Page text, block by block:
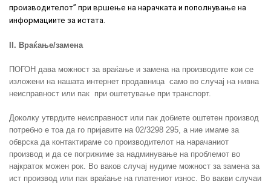
производителот” при вршење на нарачката и пополнување на
информациите за истата.
II. Враќање/замена
ПОГОН дава можност за враќање и замена на производите кои се
изложени на нашата интернет продавница само во случај на нивна
неисправност или пак при оштетување при транспорт.
Доколку утврдите неисправност или пак добиете оштетен производ
потребно е тоа да го пријавите на 02/3298 295, а ние имаме за
обврска да контактираме со производителот на нарачаниот
производ и да се погрижиме за надминување на проблемот во
најкраток можен рок. Во ваков случај нудиме можност за замена за
ист производ или пак враќање на платениот износ. Во вакви случаи